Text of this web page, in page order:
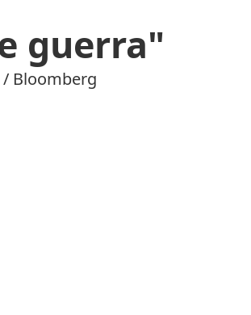
guerra"